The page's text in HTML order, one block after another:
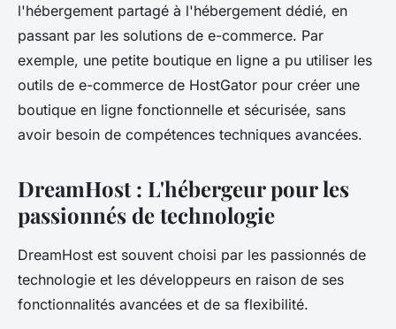
l'hébergement partagé à l'hébergement dédié, en
passant par les solutions de e-commerce. Par
exemple, une petite boutique en ligne a pu utiliser les
outils de e-commerce de HostGator pour créer une
boutique en ligne fonctionnelle et sécurisée, sans
avoir besoin de compétences techniques avancées.
DreamHost : L'hébergeur pour les
passionnés de technologie
DreamHost est souvent choisi par les passionnés de
technologie et les développeurs en raison de ses
fonctionnalités avancées et de sa flexibilité.